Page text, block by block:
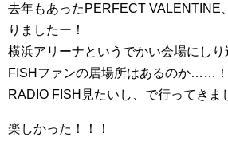
去年もあったPERFECT VALENTINE
りましたー！
横浜アリーナというでかい会場にし
FISHファンの居場所はあるのか……
RADIO FISH見たいし、で行ってきま
楽しかった！！！